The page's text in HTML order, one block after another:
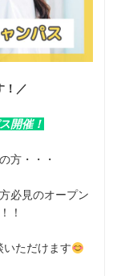
！／
開催！
方・・・
必見のオープン
！
ただけます